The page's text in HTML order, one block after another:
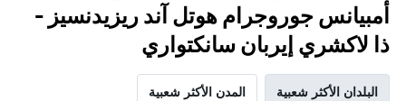
أمبيانس جوروجرام هوتل آند ريزيدنسيز -
ذا لاكشري إيربان سانكتواري
البلدان الأكثر شعبية المدن الأكثر شعبية